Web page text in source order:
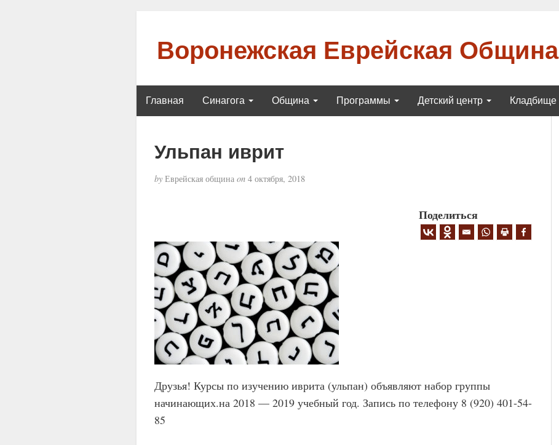
Воронежская Еврейская Община
Главная Синагога Община Программы Детский центр Кладбище
Ульпан иврит
byЕврейская община on4 октября, 2018
Поделиться
Друзья! Курсы по изучению иврита (ульпан) объявляют набор группы
начинающих.на 2018 — 2019 учебный год. Запись по телефону 8 (920) 401-54-
85